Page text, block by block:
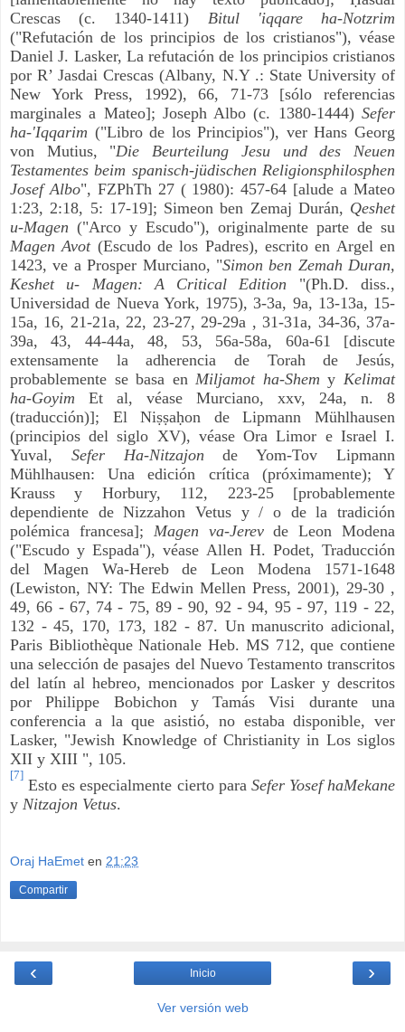
Crescas (c. 1340-1411) Bitul 'iqqare ha-Notzrim
("Refutación de los principios de los cristianos"), véase
Daniel J. Lasker, La refutación de los principios cristianos
por R’ Jasdai Crescas (Albany, N.Y .: State University of
New York Press, 1992), 66, 71-73 [sólo referencias
marginales a Mateo]; Joseph Albo (c. 1380-1444) Sefer
ha-'Iqqarim ("Libro de los Principios"), ver Hans Georg
von Mutius, "Die Beurteilung Jesu und des Neuen
Testamentes beim spanisch-jüdischen Religionsphilosphen
Josef Albo", FZPhTh 27 ( 1980): 457-64 [alude a Mateo
1:23, 2:18, 5: 17-19]; Simeon ben Zemaj Durán, Qeshet
u-Magen ("Arco y Escudo"), originalmente parte de su
Magen Avot(Escudo de los Padres), escrito en Argel en
1423, ve a Prosper Murciano, "Simon ben Zemah Duran,
Keshet u- Magen: A Critical Edition "(Ph.D. diss.,
Universidad de Nueva York, 1975), 3-3a, 9a, 13-13a, 15-
15a, 16, 21-21a, 22, 23-27, 29-29a , 31-31a, 34-36, 37a-
39a, 43, 44-44a, 48, 53, 56a-58a, 60a-61 [discute
extensamente la adherencia de Torah de Jesús,
probablemente se basa en Miljamot ha-Shem y Kelimat
ha-Goyim Et al, véase Murciano, xxv, 24a, n. 8
(traducción)]; El Niṣṣaḥon de Lipmann Mühlhausen
(principios del siglo XV), véase Ora Limor e Israel I.
Yuval, Sefer Ha-Nitzajon de Yom-Tov Lipmann
Mühlhausen: Una edición crítica (próximamente); Y
Krauss y Horbury, 112, 223-25 ​​[probablemente
dependiente de Nizzahon Vetus y / o de la tradición
polémica francesa]; Magen va-Jerevde Leon Modena
("Escudo y Espada"), véase Allen H. Podet, Traducción
del Magen Wa-Hereb de Leon Modena 1571-1648
(Lewiston, NY: The Edwin Mellen Press, 2001), 29-30 ,
49, 66 - 67, 74 - 75, 89 - 90, 92 - 94, 95 - 97, 119 - 22,
132 - 45, 170, 173, 182 - 87. Un manuscrito adicional,
Paris Bibliothèque Nationale Heb. MS 712, que contiene
una selección de pasajes del Nuevo Testamento transcritos
del latín al hebreo, mencionados por Lasker y descritos
por Philippe Bobichon y Tamás Visi durante una
conferencia a la que asistió, no estaba disponible, ver
Lasker, "Jewish Knowledge of Christianity in Los siglos
XII y XIII ", 105.
[7]
Esto es especialmente cierto para Sefer Yosef haMekane
y Nitzajon Vetus.
Oraj HaEmet en 21:23
Compartir
‹ ›
Inicio
Ver versión web